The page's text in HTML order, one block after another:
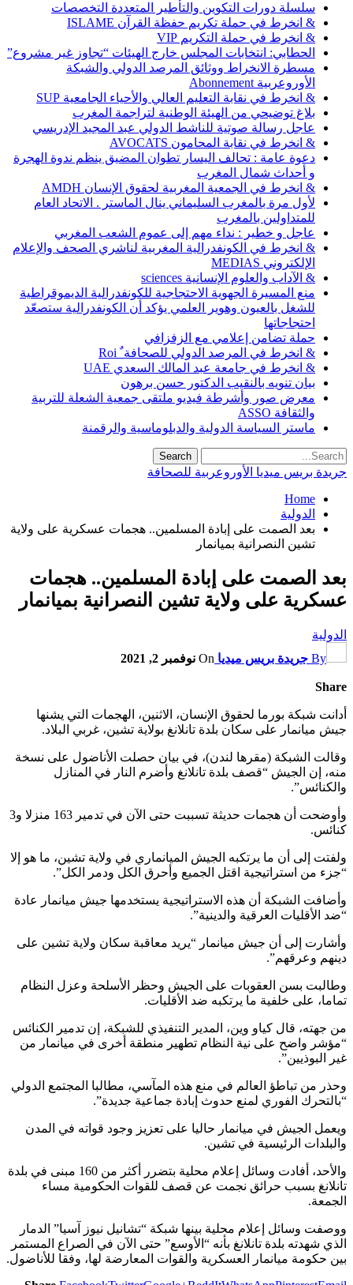
سلسلة دورات التكوين والتأطير المتعددة التخصصات
& انخرط في حملة تكريم حفظة القرآن ISLAME
& انخرط في حملة التكريم VIP
الحطابي: انتخابات المجلس خارج الهيئات “تجاوز غير مشروع”
مسطرة الانخراط ووثائق المرصد الدولي والشبكة
الأوروعربية Abonnement
& انخرط في نقابة التعليم العالي والأحياء الجامعية SUP
بلاغ توضيحي من الهيئة الوطنية لتراجمة المغرب
عاجل رسالة صوتية للناشط الدولي عبد المجيد الإدريسي
& انخرط في نقابة المحامون AVOCATS
دعوة عامة : تحالف اليسار تطوان المضيق ينظم ندوة الهجرة
و أحداث شمال المغرب
& انخرط في الجمعية المغربية لحقوق الإنسان AMDH
لأول مرة بالمغرب السليماني ينال الماستر . الاتحاد العام
للمتداولين بالمغرب
عاجل و خطير : نداء مهم إلى عموم الشعب المغربي
& انخرط في الكونفدرالية المغربية لناشري الصحف والإعلام
الإلكتروني MEDIAS
& الآداب والعلوم الإنسانية sciences
منع المسيرة الجهوية الاحتجاجية للكونفدرالية الديموقراطية
للشغل بالعيون وهوير العلمي يؤكد أن الكونفدرالية ستصعّد
احتجاجاتها
حملة تضامن إعلامي مع الزفزافي
& انخرط في المرصد الدولي للصحافة ٌ Roi
& انخرط في جامعة عبد المالك السعدي UAE
بيان تنويه بالنقيب الدكتور حسن برهون
معرض صور وأشرطة فيديو ملتقى جمعية الشعلة للتربية
والثقافة ASSO
ماستر السياسة الدولية والدبلوماسية والرقمنة
جريدة بريس ميديا الأوروعربية للصحافة
Home
الدولية
بعد الصمت على إبادة المسلمين.. هجمات عسكرية على ولاية
تشين النصرانية بميانمار
بعد الصمت على إبادة المسلمين.. هجمات
عسكرية على ولاية تشين النصرانية بميانمار
الدولية
By جريدة بريس ميديا On نوفمبر 2, 2021
Share
أدانت شبكة بورما لحقوق الإنسان، الاثنين، الهجمات التي يشنها
جيش ميانمار على سكان بلدة تانلانغ بولاية تشين، غربي البلاد.
وقالت الشبكة (مقرها لندن)، في بيان حصلت الأناضول على نسخة
منه، إن الجيش “قصف بلدة تانلانغ وأضرم النار في المنازل
والكنائس”.
وأوضحت أن هجمات حديثة تسببت حتى الآن في تدمير 163 منزلا و3
كنائس.
ولفتت إلى أن ما يرتكبه الجيش الميانماري في ولاية تشين، ما هو إلا
“جزء من استراتيجية اقتل الجميع وأحرق الكل ودمر الكل”.
وأضافت الشبكة أن هذه الاستراتيجية يستخدمها جيش ميانمار عادة
“ضد الأقليات العرقية والدينية”.
وأشارت إلى أن جيش ميانمار “يريد معاقبة سكان ولاية تشين على
دينهم وعرقهم”.
وطالبت بسن العقوبات على الجيش وحظر الأسلحة وعزل النظام
تماما، على خلفية ما يرتكبه ضد الأقليات.
من جهته، قال كياو وين، المدير التنفيذي للشبكة، إن تدمير الكنائس
“مؤشر واضح على نية النظام تطهير منطقة أخرى في ميانمار من
غير البوذيين”.
وحذر من تباطؤ العالم في منع هذه المآسي، مطالبا المجتمع الدولي
“بالتحرك الفوري لمنع حدوث إبادة جماعية جديدة”.
ويعمل الجيش في ميانمار حاليا على تعزيز وجود قواته في المدن
والبلدات الرئيسية في تشين.
والأحد، أفادت وسائل إعلام محلية بتضرر أكثر من 160 مبنى في بلدة
تانلانغ بسبب حرائق نجمت عن قصف للقوات الحكومية مساء
الجمعة.
ووصفت وسائل إعلام محلية بينها شبكة “تشانيل نيوز آسيا” الدمار
الذي شهدته بلدة تانلانغ بأنه “الأوسع” حتى الآن في الصراع المستمر
بين حكومة ميانمار العسكرية والقوات المعارضة لها، وفقا للأناضول.